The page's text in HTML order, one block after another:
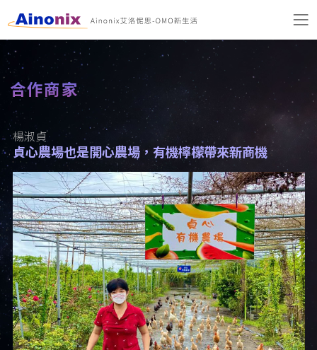
合作商家
楊淑貞
貞心農場也是開心農場，有機檸檬帶來新商機